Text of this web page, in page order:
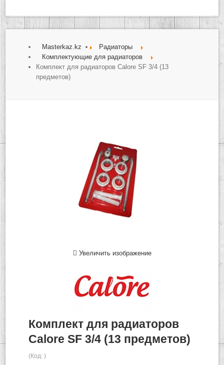
Masterkaz.kz
Радиаторы
Комплектующие для радиаторов
Комплект для радиаторов Calore SF 3/4 (13
предметов)
Увеличить изображение
Комплект для радиаторов
Calore SF 3/4 (13 предметов)
(Код: )